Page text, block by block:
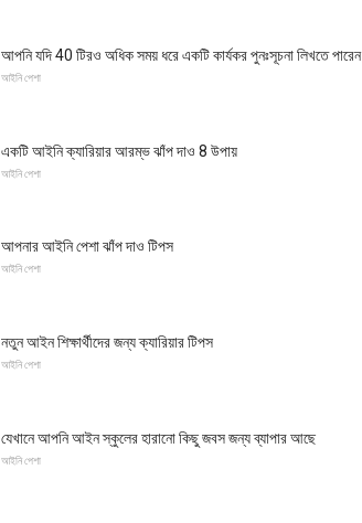
আপনি যদি 40 টিরও অধিক সময় ধরে একটি কার্যকর পুনঃসূচনা লিখতে পারেন
আইনি পেশা
একটি আইনি ক্যারিয়ার আরম্ভ ঝাঁপ দাও 8 উপায়
আইনি পেশা
আপনার আইনি পেশা ঝাঁপ দাও টিপস
আইনি পেশা
নতুন আইন শিক্ষার্থীদের জন্য ক্যারিয়ার টিপস
আইনি পেশা
যেখানে আপনি আইন স্কুলের হারানো কিছু জবস জন্য ব্যাপার আছে
আইনি পেশা